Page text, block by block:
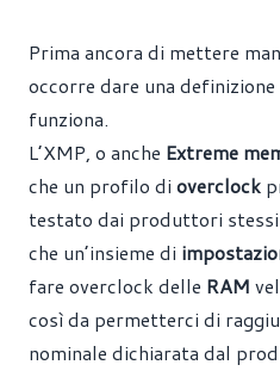
Prima ancora di mettere
occorre dare una definizione
funziona.
L’XMP, o anche Extreme
che un profilo di overclock
testato dai produttori
che un’insieme di
fare overclock delle RAM
così da permetterci di
nominale dichiarata dal